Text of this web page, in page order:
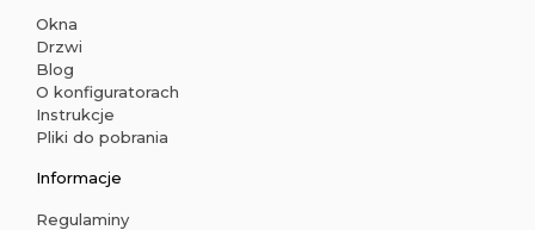
Okna
Drzwi
Blog
O konfiguratorach
Instrukcje
Pliki do pobrania
Informacje
Regulaminy